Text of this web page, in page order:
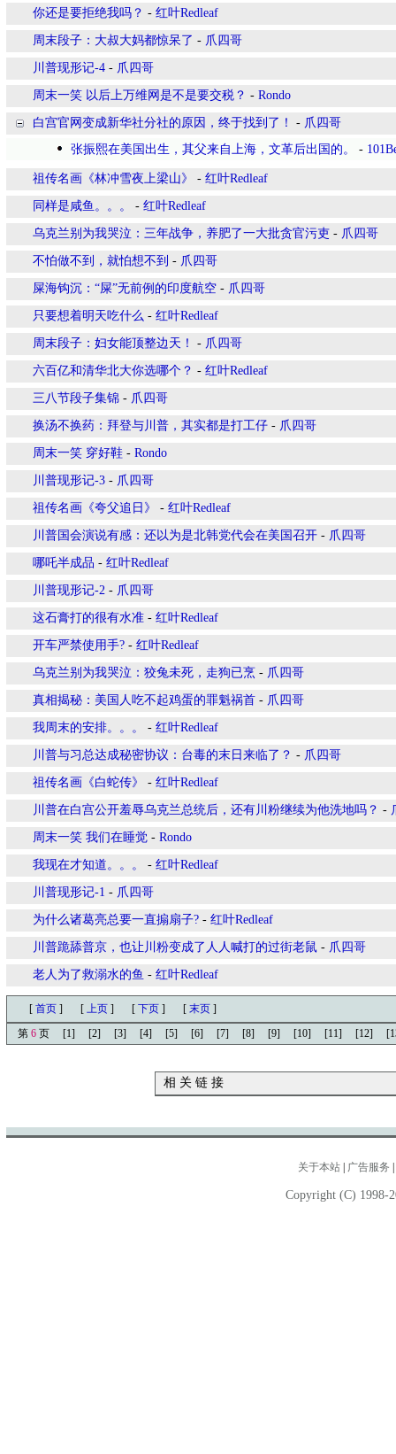
你还是要拒绝我吗？ - 红叶Redleaf
周末段子：大叔大妈都惊呆了 - 爪四哥
川普现形记-4 - 爪四哥
周末一笑 以后上万维网是不是要交税？ - Rondo
白宫官网变成新华社分社的原因，终于找到了！ - 爪四哥
张振熙在美国出生，其父来自上海，文革后出国的。
-
祖传名画《林冲雪夜上梁山》 - 红叶Redleaf
同样是咸鱼。。。 - 红叶Redleaf
乌克兰别为我哭泣：三年战争，养肥了一大批贪官污吏 - 爪四哥
不怕做不到，就怕想不到 - 爪四哥
屎海钩沉：“屎”无前例的印度航空 - 爪四哥
只要想着明天吃什么 - 红叶Redleaf
周末段子：妇女能顶整边天！ - 爪四哥
六百亿和清华北大你选哪个？ - 红叶Redleaf
三八节段子集锦 - 爪四哥
换汤不换药：拜登与川普，其实都是打工仔 - 爪四哥
周末一笑 穿好鞋 - Rondo
川普现形记-3 - 爪四哥
祖传名画《夸父追日》 - 红叶Redleaf
川普国会演说有感：还以为是北韩党代会在美国召开 - 爪四哥
哪吒半成品 - 红叶Redleaf
川普现形记-2 - 爪四哥
这石膏打的很有水准 - 红叶Redleaf
开车严禁使用手? - 红叶Redleaf
乌克兰别为我哭泣：狡兔未死，走狗已烹 - 爪四哥
真相揭秘：美国人吃不起鸡蛋的罪魁祸首 - 爪四哥
我周末的安排。。。 - 红叶Redleaf
川普与习总达成秘密协议：台毒的末日来临了？ - 爪四哥
祖传名画《白蛇传》 - 红叶Redleaf
川普在白宫公开羞辱乌克兰总统后，还有川粉继续为他洗地吗？ -
周末一笑 我们在睡觉 - Rondo
我现在才知道。。。 - 红叶Redleaf
川普现形记-1 - 爪四哥
为什么诸葛亮总要一直搧扇子? - 红叶Redleaf
川普跪舔普京，也让川粉变成了人人喊打的过街老鼠 - 爪四哥
老人为了救溺水的鱼 - 红叶Redleaf
[ 首页 ] [ 上页 ] [ 下页 ] [ 末页 ]
第 6 页 [1] [2] [3] [4] [5] [6] [7] [8] [9] [10] [11] [12]
相 关 链 接
关于本站 广告服务
Copyright (C) 1998-